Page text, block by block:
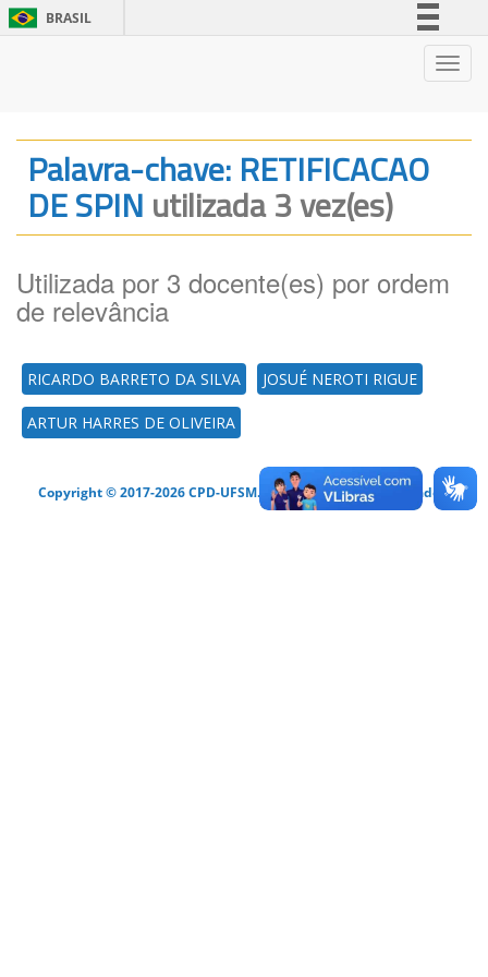
BRASIL
Legislação
Canais
Palavra-chave: RETIFICACAO
DE SPIN utilizada 3 vez(es)
Utilizada por 3 docente(es) por ordem
de relevância
RICARDO BARRETO DA SILVA JOSUÉ NEROTI RIGUE
ARTUR HARRES DE OLIVEIRA
Copyright © 2017-2026 CPD-UFSM. Todos os direitos reservados.